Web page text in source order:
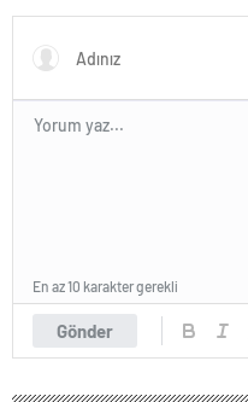
Gönder
En az 10 karakter gerekli